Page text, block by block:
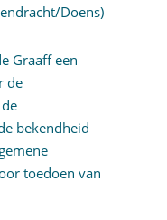
Doens)
Graaff een
de
bekendheid
toedoen van